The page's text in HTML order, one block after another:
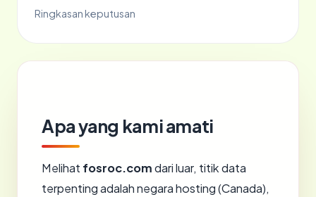
Ringkasan keputusan
Apa yang kami amati
Melihat fosroc.comdari luar, titik data
terpenting adalah negara hosting (Canada),